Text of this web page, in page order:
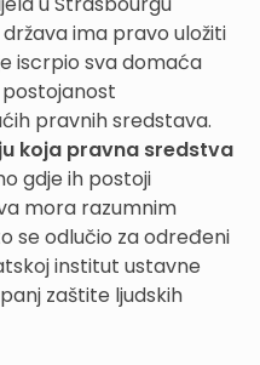
ima pravo uložiti
iscrpio sva domaća
pravnih sredstava.
koja pravna sredstva
gdje ih postoji
mora razumnim
se odlučio za određeni
institut ustavne
zaštite ljudskih